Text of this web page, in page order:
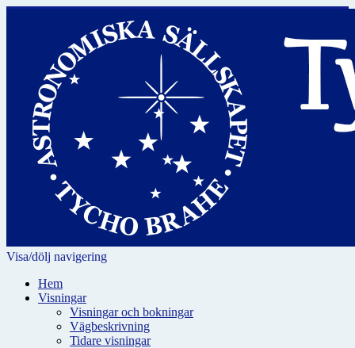
Visa/dölj navigering
Hem
Visningar
Visningar och bokningar
Vägbeskrivning
Tidare visningar